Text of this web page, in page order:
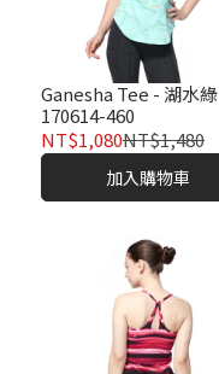
Ganesha Tee - 湖水綠
170614-460
NT$1,080NT$1,480
加入購物車